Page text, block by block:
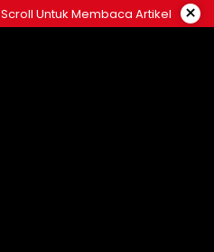
Scroll Untuk Membaca Artikel ×